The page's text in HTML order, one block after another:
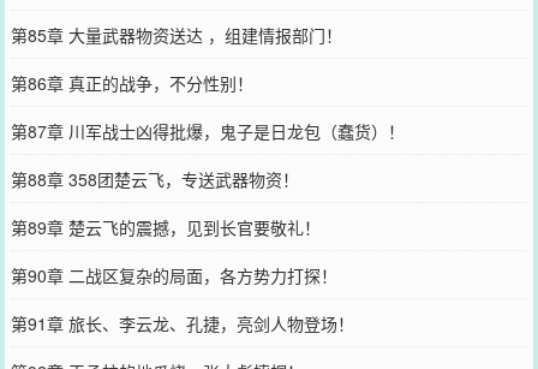
第85章 大量武器物资送达 ，组建情报部门！
第86章 真正的战争，不分性别！
第87章 川军战士凶得批爆，鬼子是日龙包（蠢货）！
第88章 358团楚云飞，专送武器物资！
第89章 楚云飞的震撼，见到长官要敬礼！
第90章 二战区复杂的局面，各方势力打探！
第91章 旅长、李云龙、孔捷，亮剑人物登场！